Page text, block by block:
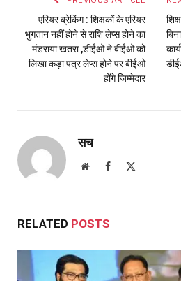
एरियर ब्रेकिंग : शिक्षकों के एरियर
भुगतान नहीं होने से राशि लेप्स होने का
मंडराया खतरा ,डीईओ ने बीईओ को
लिखा कड़ा पत्र लेप्स होने पर बीईओ
होंगे जिम्मेदार
सच
WebsiteFacebook
RELATED POSTS